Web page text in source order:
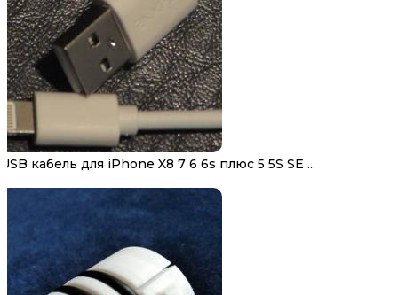
USB кабель для iPhone X8 7 6 6s плюс 5 5S SE ...